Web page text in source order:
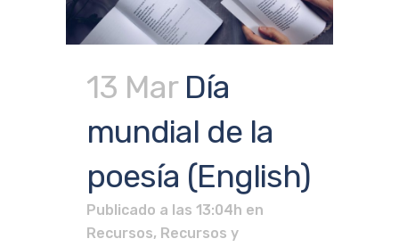
13 Mar Día
mundial de la
poesía (English)
Publicado a las 13:04h en
Recursos, Recursos y